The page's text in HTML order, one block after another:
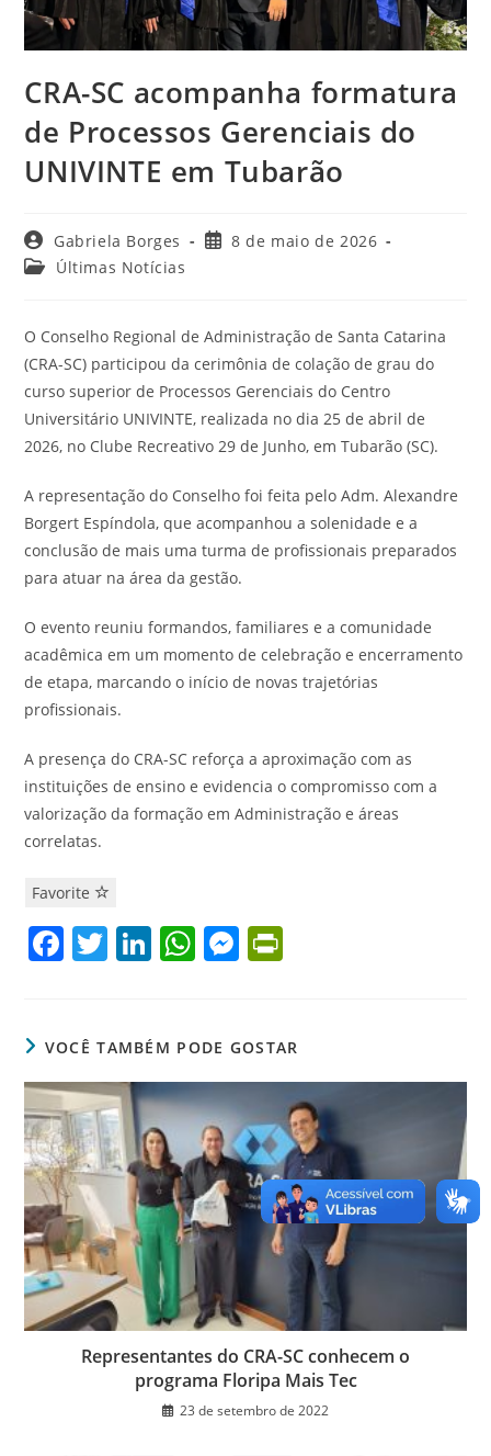
CRA-SC acompanha formatura
de Processos Gerenciais do
UNIVINTE em Tubarão
Autor
do
post:
Gabriela Borges
Post8 de maio de 2026
Categoria
Últimas Notícias
O Conselho Regional de Administração de Santa Catarina
(CRA-SC) participou da cerimônia de colação de grau do
curso superior de Processos Gerenciais do Centro
Universitário UNIVINTE, realizada no dia 25 de abril de
2026, no Clube Recreativo 29 de Junho, em Tubarão (SC).
A representação do Conselho foi feita pelo Adm. Alexandre
Borgert Espíndola, que acompanhou a solenidade e a
conclusão de mais uma turma de profissionais preparados
para atuar na área da gestão.
O evento reuniu formandos, familiares e a comunidade
acadêmica em um momento de celebração e encerramento
de etapa, marcando o início de novas trajetórias
profissionais.
A presença do CRA-SC reforça a aproximação com as
instituições de ensino e evidencia o compromisso com a
valorização da formação em Administração e áreas
correlatas.
Favorite
F
e
b
o
o
k
T
er
Li
e
dI
n
W
s
A
p
p
M
e
n
g
er
ri
e
n
dl
y
VOCÊ TAMBÉM PODE GOSTAR
Representantes do CRA-SC conhecem o
programa Floripa Mais Tec
23 de setembro de 2022